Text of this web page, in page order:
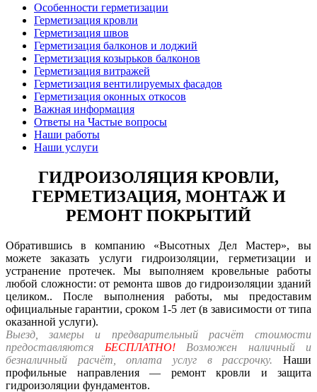
Особенности герметизации
Герметизация кровли
Герметизация швов
Герметизация балконов и лоджий
Герметизация козырьков балконов
Герметизация витражей
Герметизация вентилируемых фасадов
Герметизация оконных откосов
Важная информация
Ответы на Частые вопросы
Наши работы
Наши услуги
ГИДРОИЗОЛЯЦИЯ КРОВЛИ,
ГЕРМЕТИЗАЦИЯ, МОНТАЖ И
РЕМОНТ ПОКРЫТИЙ
Обратившись в компанию «Высотных Дел Мастер», вы
можете заказать услуги гидроизоляции, герметизации и
устранение протечек. Мы выполняем кровельные работы
любой сложности: от ремонта швов до гидроизоляции зданий
целиком.. После выполнения работы, мы предоставим
официальныегарантии, сроком 1-5 лет(в зависимости от типа
оказанной услуги).
Выезд, замеры и предварительный расчёт стоимости
предоставляются БЕСПЛАТНО!Возможен наличный и
безналичный расчёт, оплата услуг в рассрочку. Наши
профильные направления — ремонт кровли и защита
гидроизоляции фундаментов.